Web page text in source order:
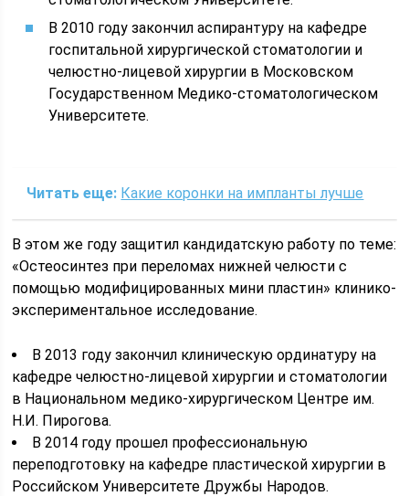
В 2010 году закончил аспирантуру на кафедре
госпитальной хирургической стоматологии и
челюстно-лицевой хирургии в Московском
Государственном Медико-стоматологическом
Университете.
Читать еще: Какие коронки на импланты лучше
В этом же году защитил кандидатскую работу по теме:
«Остеосинтез при переломах нижней челюсти с
помощью модифицированных мини пластин» клинико-
экспериментальное исследование.
В 2013 году закончил клиническую ординатуру на
кафедре челюстно-лицевой хирургии и стоматологии
в Национальном медико-хирургическом Центре им.
Н.И. Пирогова.
В 2014 году прошел профессиональную
переподготовку на кафедре пластической хирургии в
Российском Университете Дружбы Народов.